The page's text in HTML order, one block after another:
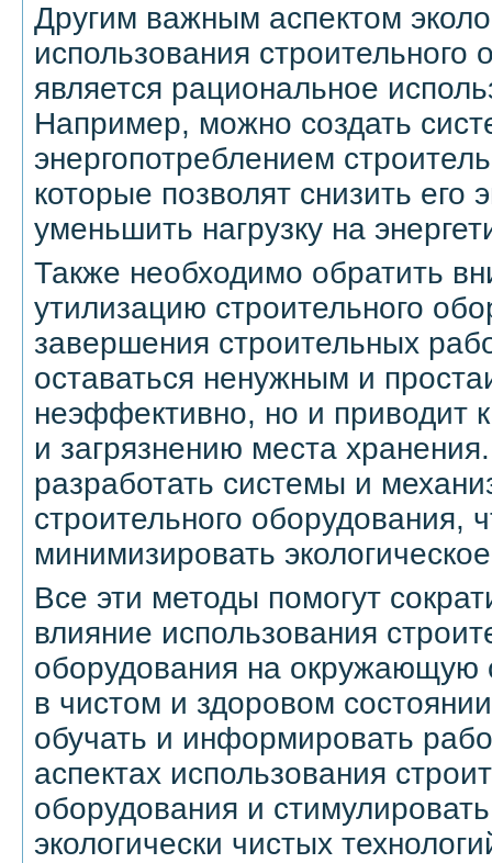
Другим важным аспектом
использования строительного
является рациональное
Например, можно создать
энергопотреблением
которые позволят снизить его
уменьшить нагрузку на
Также необходимо обратить
утилизацию строительного
завершения строительных
оставаться ненужным и
неэффективно, но и приводит
и загрязнению места
разработать системы и
строительного оборудования,
минимизировать
Все эти методы помогут
влияние использования
оборудования на окружающую
в чистом и здоровом
обучать и информировать
аспектах использования
оборудования и
экологически чистых